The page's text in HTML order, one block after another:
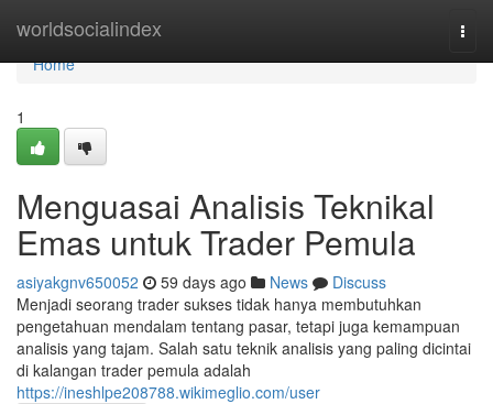
worldsocialindex
Home
Home
1
Menguasai Analisis Teknikal
Emas untuk Trader Pemula
asiyakgnv650052 59 days ago News
Discuss
Menjadi seorang trader sukses tidak hanya membutuhkan
pengetahuan mendalam tentang pasar, tetapi juga kemampuan
analisis yang tajam. Salah satu teknik analisis yang paling dicintai
di kalangan trader pemula adalah
https://ineshlpe208788.wikimeglio.com/user